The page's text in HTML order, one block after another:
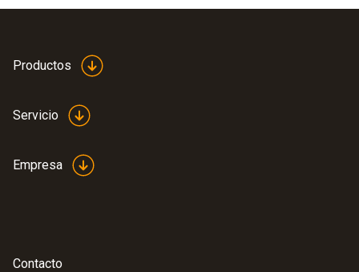
Productos
Servicio
Empresa
Contacto